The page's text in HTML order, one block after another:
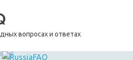
вопросах и ответах